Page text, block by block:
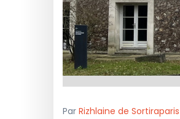
Par Rizhlaine de Sortiraparis